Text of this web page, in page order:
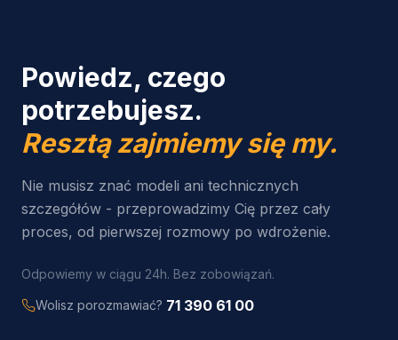
Powiedz, czego
potrzebujesz.
Resztą zajmiemy się my.
Nie musisz znać modeli ani technicznych
szczegółów - przeprowadzimy Cię przez cały
proces, od pierwszej rozmowy po wdrożenie.
Odpowiemy w ciągu 24h. Bez zobowiązań.
Wolisz porozmawiać? 71 390 61 00